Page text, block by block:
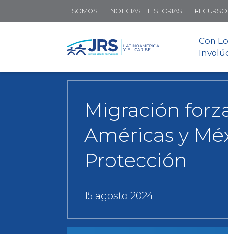
SOMOS NOTICIAS E HISTORIAS
Con
Migración
Américas y
Protección
15 agosto 2024